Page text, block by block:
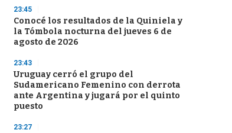
23:45
Conocé los resultados de la Quiniela y
la Tómbola nocturna del jueves 6 de
agosto de 2026
23:43
Uruguay cerró el grupo del
Sudamericano Femenino con derrota
ante Argentina y jugará por el quinto
puesto
23:27